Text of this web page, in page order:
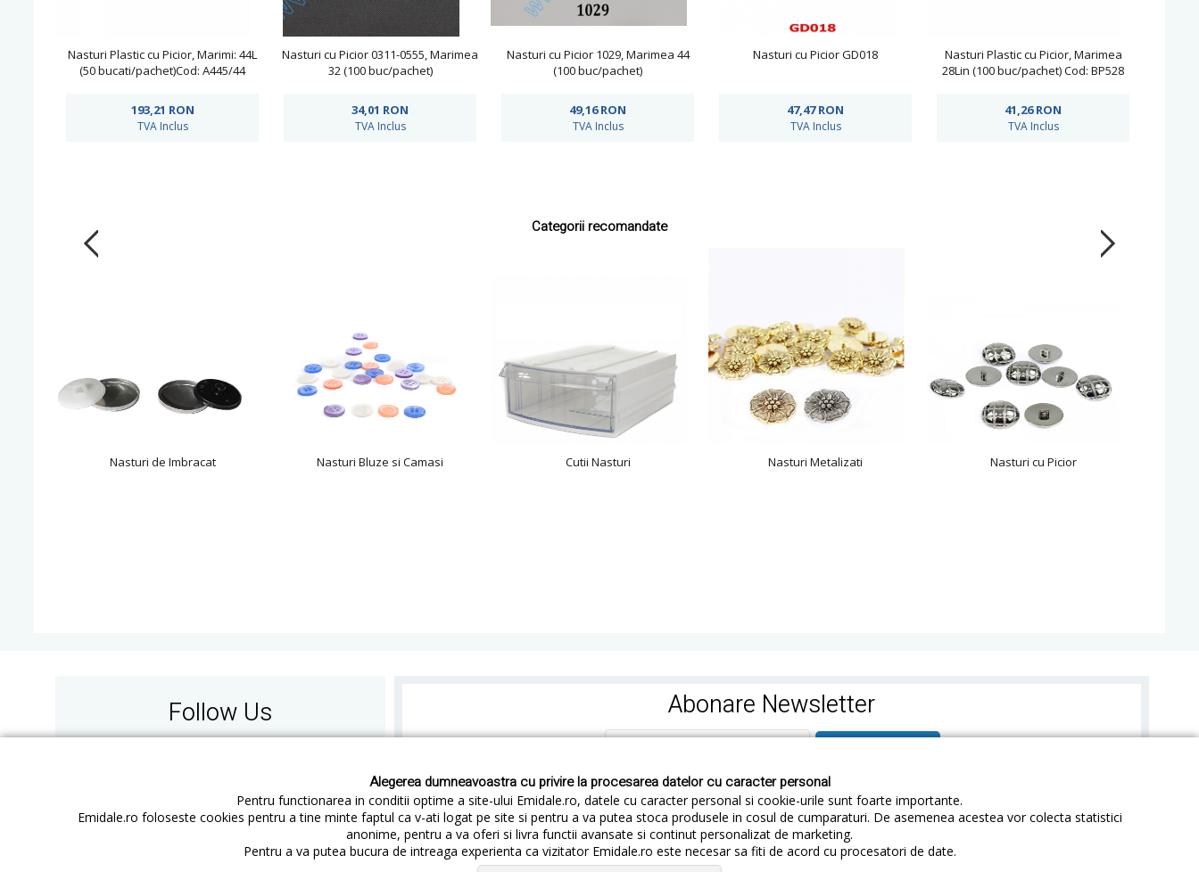
Alegerea dumneavoastra cu privire la procesarea datelor cu caracter personal
Pentru functionarea in conditii optime a site-ului Emidale.ro, datele cu caracter personal si cookie-urile sunt foarte importante.
Emidale.ro foloseste cookies pentru a tine minte faptul ca v-ati logat pe site si pentru a va putea stoca produsele in cosul de cumparaturi. De asemenea acestea vor colecta statistici
anonime, pentru a va oferi si livra functii avansate si continut personalizat de marketing.
Pentru a va putea bucura de intreaga experienta ca vizitator Emidale.ro este necesar sa fiti de acord cu procesatori de date.
Nasturi Plastic cu Picior, Marimi: 44L
(50 bucati/pachet)Cod: A445/44
193,21 RON
TVA Inclus
Nasturi cu Picior 0311-0555, Marimea
32 (100 buc/pachet)
34,01 RON
TVA Inclus
Nasturi cu Picior 1029, Marimea 44
(100 buc/pachet)
49,16RON
TVA Inclus
Nasturi cu Picior GD018
47,47RON
TVA Inclus
Nasturi Plastic cu Picior, Marimea
28Lin (100 buc/pachet) Cod: BP528
41,26RON
TVA Inclus
Categorii recomandate
Nasturi de Imbracat Nasturi Bluze si Camasi Cutii Nasturi Nasturi Metalizati Nasturi cu Picior
Follow Us Abonare Newsletter
Cum cumperi Cum platesc Cum livram Cum returnezi Termeni si Conditii Confidentialitate Sitemap